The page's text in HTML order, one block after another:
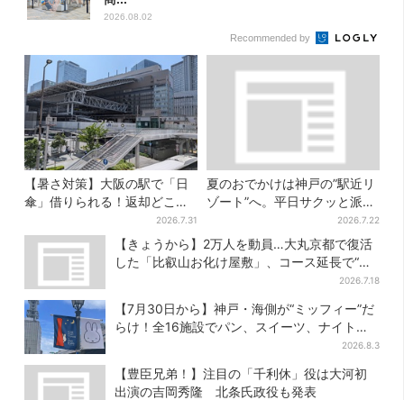
2026.08.02
Recommended by
【暑さ対策】大阪の駅で「日
傘」借りられる！返却どこで
もOK、熱中症対策にシェアサ
ービス拡大
2026.7.31
夏のおでかけは神戸の”駅近リ
ゾート”へ。平日サクッと派
も、休日ガッツリ派も！タイ
パ抜群、約20種の楽しみ方
2026.7.22
【きょうから】2万人を動員…大丸京都で復活
した「比叡山お化け屋敷」、コース延長で“怖
2026.7.18
【7月30日から】神戸・海側が“ミッフィー”だ
らけ！全16施設でパン、スイーツ、ナイトマ
2026.8.3
【豊臣兄弟！】注目の「千利休」役は大河初
出演の吉岡秀隆 北条氏政役も発表